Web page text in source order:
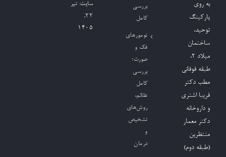
به روی
پارکینگ
توحید،
ساختمان
میلاد ٢،
طبقه فوقانی
مطب دکتر
فریبا اشتری
و داروخانه
دکتر معمار
منتظرین
(طبقه دوم)
بررسی
کامل
تومورهای
فک و
صورت؛
بررسی
کامل
علائم،
روش‌های
تشخیص
و
درمان
سایت: تیر
۲۲,
۱۴۰۵